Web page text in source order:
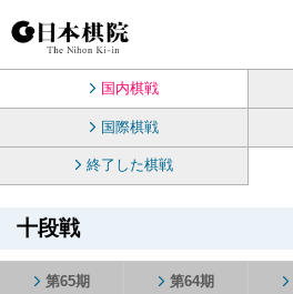
国内棋戦
国際棋戦
終了した棋戦
十段戦
第65期 第64期